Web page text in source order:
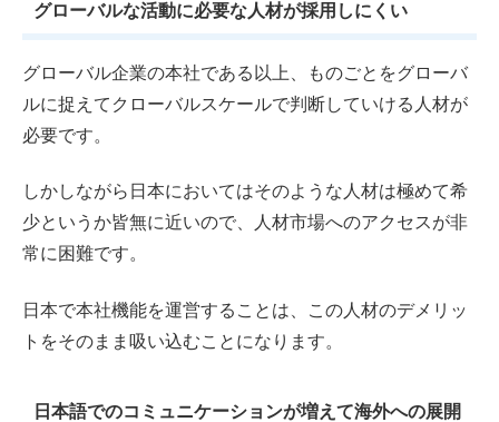
グローバルな活動に必要な人材が採用しにくい
グローバル企業の本社である以上、ものごとをグローバ
ルに捉えてクローバルスケールで判断していける人材が
必要です。
しかしながら日本においてはそのような人材は極めて希
少というか皆無に近いので、人材市場へのアクセスが非
常に困難です。
日本で本社機能を運営することは、この人材のデメリッ
トをそのまま吸い込むことになります。
日本語でのコミュニケーションが増えて海外への展開